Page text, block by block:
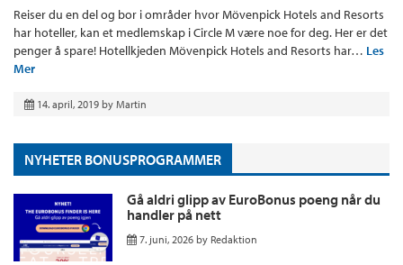
Reiser du en del og bor i områder hvor Mövenpick Hotels and Resorts
har hoteller, kan et medlemskap i Circle M være noe for deg. Her er det
penger å spare! Hotellkjeden Mövenpick Hotels and Resorts har… Les
Mer
14. april, 2019 by Martin
NYHETER BONUSPROGRAMMER
Gå aldri glipp av EuroBonus poeng når du
handler på nett
7. juni, 2026 by Redaktion